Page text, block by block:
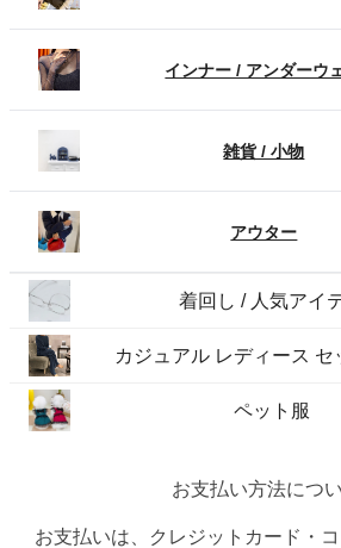
インナー / アンダーウ
雑貨 / 小物
アウター
着回し / 人気アイ
カジュアル レディース セ
ペット服
お支払い方法につ
お支払いは、クレジットカード・